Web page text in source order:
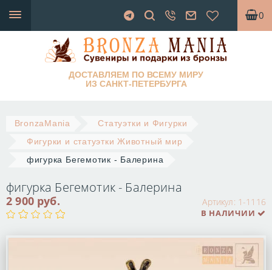
0
ДОСТАВЛЯЕМ ПО ВСЕМУ МИРУ
ИЗ САНКТ-ПЕТЕРБУРГА
BronzaMania
Статуэтки и Фигурки
Фигурки и статуэтки Животный мир
фигурка Бегемотик - Балерина
фигурка Бегемотик - Балерина
Артикул: 1-1116
2 900 руб.
В НАЛИЧИИ